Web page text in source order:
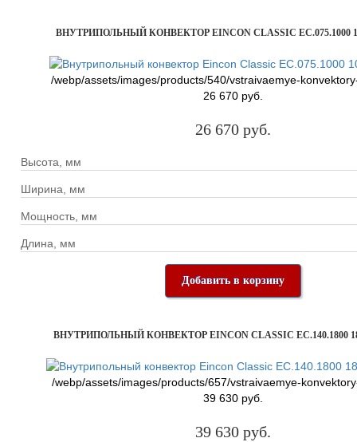
ВНУТРИПОЛЬНЫЙ КОНВЕКТОР EINCON CLASSIC EC.075.1000
/webp/assets/images/products/540/vstraivaemye-
26 670 руб.
26 670 руб.
Высота, мм
Ширина, мм
Мощность, мм
Длина, мм
Добавить в корзину
ВНУТРИПОЛЬНЫЙ КОНВЕКТОР EINCON CLASSIC EC.140.1800
/webp/assets/images/products/657/vstraivaemye-
39 630 руб.
39 630 руб.